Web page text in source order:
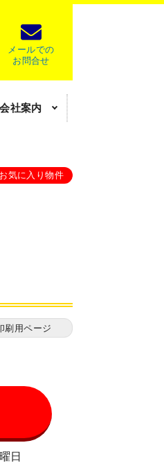
メールでの
お問合せ
会社案内
お気に入り物件
刷用ページ
日